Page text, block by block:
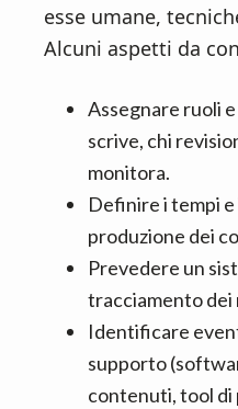
esse umane,
Alcuni aspetti da
Assegnare ruoli
scrive, chi
monitora.
Definire i tempi e
produzione dei
Prevedere un
tracciamento dei
Identificare
supporto
contenuti, tool di